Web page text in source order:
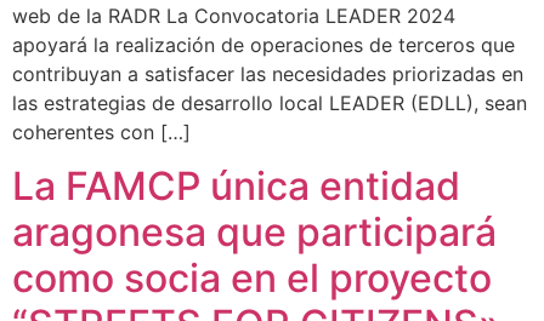
web de la RADR La Convocatoria LEADER 2024
apoyará la realización de operaciones de terceros que
contribuyan a satisfacer las necesidades priorizadas en
las estrategias de desarrollo local LEADER (EDLL), sean
coherentes con […]
La FAMCP única entidad
aragonesa que participará
como socia en el proyecto